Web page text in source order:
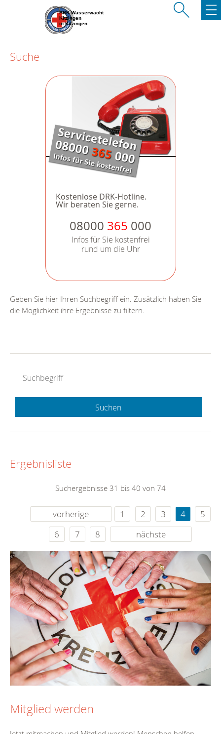
BRK-Wasserwacht
Kitzingen
in Kitzingen
Suche
Kostenlose DRK-Hotline.
Wir beraten Sie gerne.
08000 365 000
Infos für Sie kostenfrei
rund um die Uhr
Geben Sie hier Ihren Suchbegriff ein. Zusätzlich haben Sie
die Möglichkeit ihre Ergebnisse zu filtern.
Suchen
Ergebnisliste
Suchergebnisse 31 bis 40 von 74
vorherige 1 2 3 4
5
6
7 8 nächste
Mitglied werden